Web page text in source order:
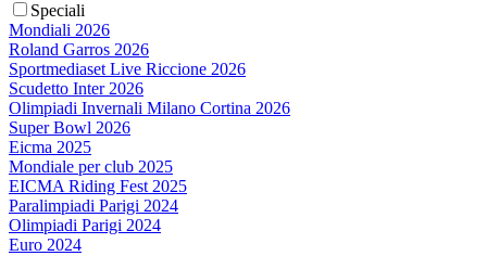
Speciali
Mondiali 2026
Roland Garros 2026
Sportmediaset Live Riccione 2026
Scudetto Inter 2026
Olimpiadi Invernali Milano Cortina 2026
Super Bowl 2026
Eicma 2025
Mondiale per club 2025
EICMA Riding Fest 2025
Paralimpiadi Parigi 2024
Olimpiadi Parigi 2024
Euro 2024